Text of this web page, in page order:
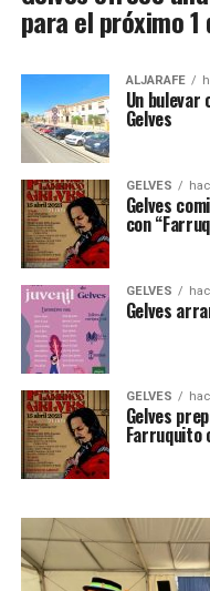
para el próximo
ALJARAFE
Un
Gelves
GELVES
Gelves
con
GELVES
Gelves
GELVES
Gelves
Farruquito